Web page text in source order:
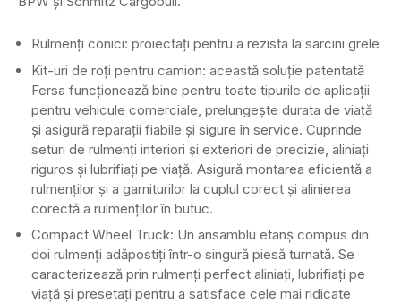
Rulmenți conici: proiectați pentru a rezista la sarcini grele
Kit-uri de roți pentru camion: această soluție patentată
Fersa funcționează bine pentru toate tipurile de aplicații
pentru vehicule comerciale, prelungește durata de viață
și asigură reparații fiabile și sigure în service. Cuprinde
seturi de rulmenți interiori și exteriori de precizie, aliniați
riguros și lubrifiați pe viață. Asigură montarea eficientă a
rulmenților și a garniturilor la cuplul corect și alinierea
corectă a rulmenților în butuc.
Compact Wheel Truck: Un ansamblu etanș compus din
doi rulmenți adăpostiți într-o singură piesă turnată. Se
caracterizează prin rulmenți perfect aliniați, lubrifiați pe
viață și presetați pentru a satisface cele mai ridicate